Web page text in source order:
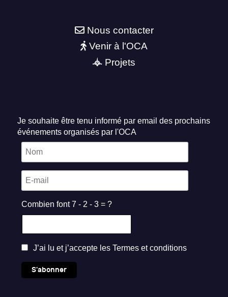
Nous contacter
Venir à l'OCA
Projets
Je souhaite être tenu informé par email des prochains
événements organisés par l'OCA
Combien font 7 - 2 - 3 = ?
J’ai lu et j’accepte les Termes et conditions
S'abonner